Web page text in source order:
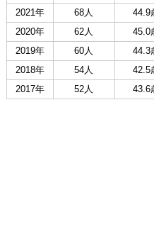
2021年
68人 44.9
2020年
62人 45.0
2019年
60人 44.3
2018年
54人 42.5
2017年
52人 43.6